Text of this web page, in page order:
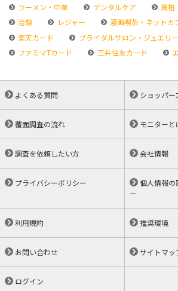
ラーメン・中華
デンタルケア
資格
治験
レジャー
漫画喫茶・ネットカ
楽天カード
ブライダルサロン・ジュエリ
ファミマTカード
三井住友カード
よくある質問 ショッパー
覆面調査の流れ モニターと
調査を依頼したい方 会社情報
プライバシーポリシー
個人情報の
ー
利用規約 推奨環境
お問い合わせ サイトマッ
ログイン